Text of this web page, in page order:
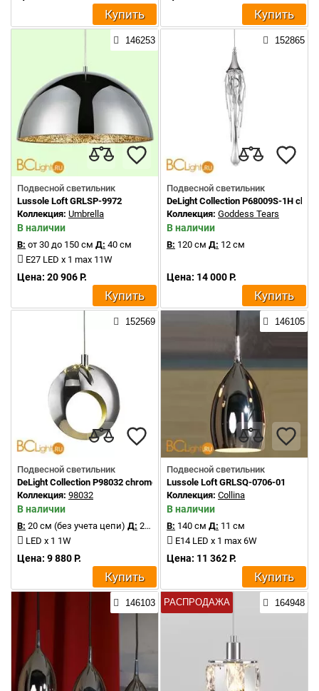
Купить Купить
146253
Подвесной светильник
Lussole Loft GRLSP-9972
Коллекция: Umbrella
В наличии
В: от 30 до 150 см Д: 40 см
E27 LED x 1 max 11W
Цена: 20 906 Р.
Купить
152865
Подвесной светильник
DeLight Collection P68009S-1H
Коллекция: Goddess Tears
В наличии
В: 120 см Д: 12 см
Цена: 14 000 Р.
Купить
152569
Подвесной светильник
DeLight Collection P98032 chrome
Коллекция: 98032
В наличии
В: 20 см (без учета цепи) Д: 20 см
LED x 1 1W
Цена: 9 880 Р.
Купить
146105
Подвесной светильник
Lussole Loft GRLSQ-0706-01
Коллекция: Collina
В наличии
В: 140 см Д: 11 см
E14 LED x 1 max 6W
Цена: 11 362 Р.
Купить
146103 РАСПРОДАЖА 164948